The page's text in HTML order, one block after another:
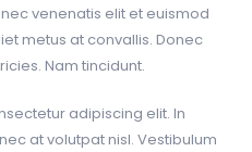
venenatis elit et euismod
metus at convallis. Donec
Nam tincidunt.
adipiscing elit. In
at volutpat nisl. Vestibulum